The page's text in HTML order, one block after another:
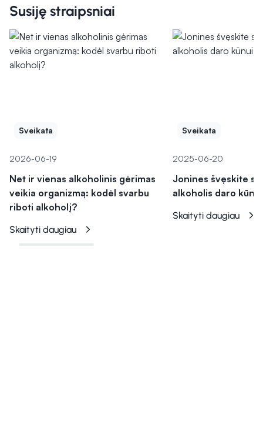
Susiję straipsniai
Sveikata
2026-06-19
Net ir vienas alkoholinis gėrimas
veikia organizmą: kodėl svarbu
riboti alkoholį?
Skaityti daugiau
Sveikata
2025-06-20
Jonines švęskite
alkoholis daro
Skaityti daugiau